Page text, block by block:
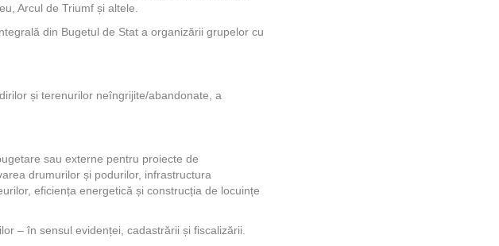
Arcul de Triumf și altele.
din Bugetul de Stat a organizării grupelor cu
și terenurilor neîngrijite/abandonate, a
sau externe pentru proiecte de
drumurilor și podurilor, infrastructura
eficiența energetică și construcția de locuințe
– în sensul evidenței, cadastrării și fiscalizării.